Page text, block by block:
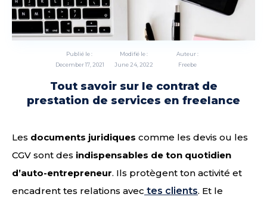
Publié le :
December 17, 2021
Modifié le :
June 24, 2022
Auteur :
Freebe
Tout savoir sur le contrat de
prestation de services en freelance
Les documents juridiques comme les devis ou les
CGV sont des indispensables de ton quotidien
d’auto-entrepreneur. Ils protègent ton activité et
encadrent tes relations avec tes clients. Et le